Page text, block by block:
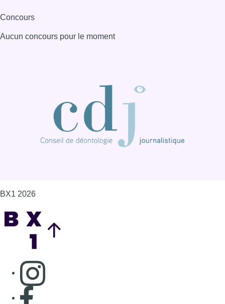
Concours
Aucun concours pour le moment
BX1 2026
Consulter page Instagram
Consulter page Facebook